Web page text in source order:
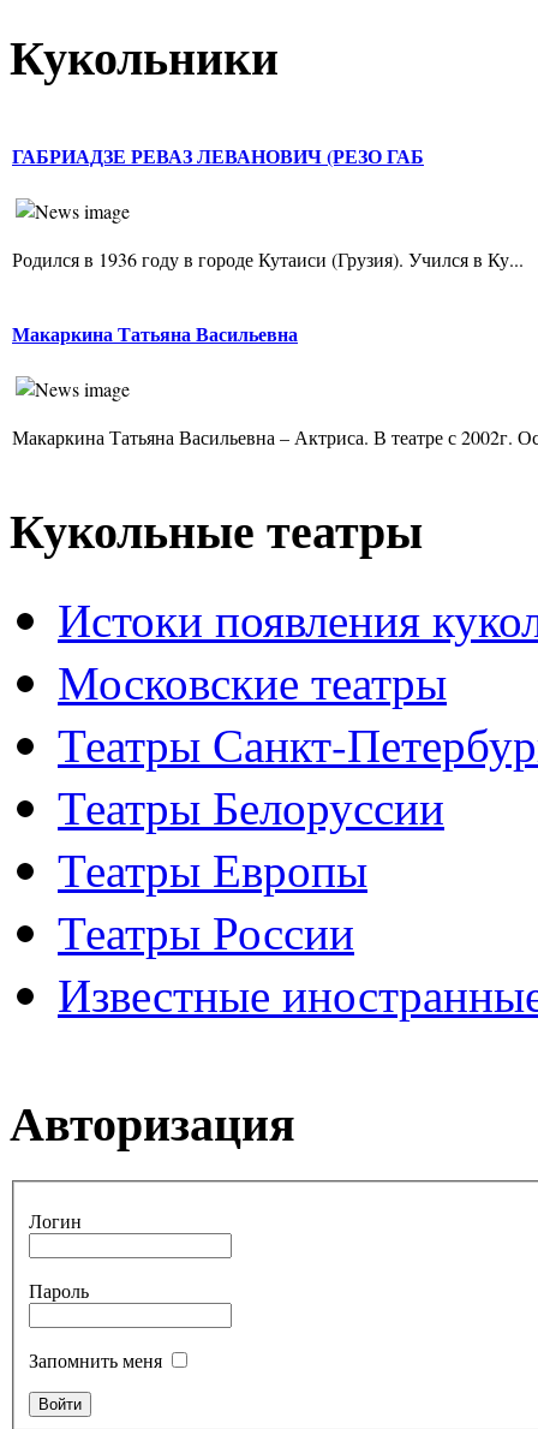
Кукольники
ГАБРИАДЗЕ РЕВАЗ ЛЕВАНОВИЧ (РЕЗО ГАБ
Родился в 1936 году в городе Кутаиси (Грузия). Учился в Ку...
Макаркина Татьяна Васильевна
Макаркина Татьяна Васильевна – Актриса. В театре с 2002г.
Кукольные театры
Истоки появления
Московские театры
Театры Санкт-
Театры Белоруссии
Театры Европы
Театры России
Известные
Авторизация
Логин
Пароль
Запомнить меня